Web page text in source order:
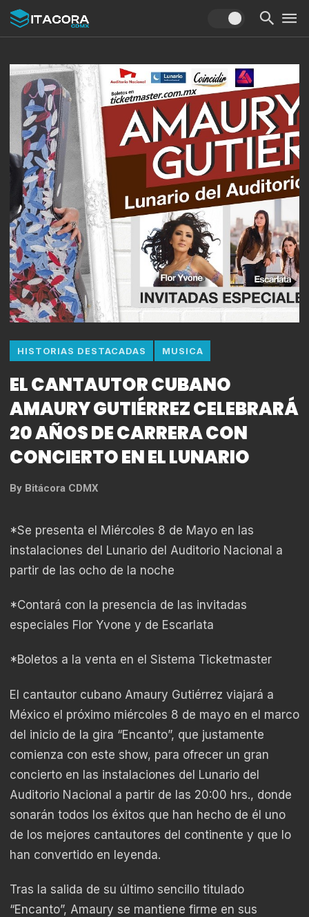
HISTORIAS DESTACADAS MUSICA
EL CANTAUTOR CUBANO
AMAURY GUTIÉRREZ CELEBRARÁ
20 AÑOS DE CARRERA CON
CONCIERTO EN EL LUNARIO
By Bitácora CDMX
*Se presenta el Miércoles 8 de Mayo en las
instalaciones del Lunario del Auditorio Nacional a
partir de las ocho de la noche
*Contará con la presencia de las invitadas
especiales Flor Yvone y de Escarlata
*Boletos a la venta en el Sistema Ticketmaster
El cantautor cubano Amaury Gutiérrez viajará a
México el próximo miércoles 8 de mayo en el marco
del inicio de la gira “Encanto”, que justamente
comienza con este show, para ofrecer un gran
concierto en las instalaciones del Lunario del
Auditorio Nacional a partir de las 20:00 hrs., donde
sonarán todos los éxitos que han hecho de él uno
de los mejores cantautores del continente y que lo
han convertido en leyenda.
Tras la salida de su último sencillo titulado
“Encanto”, Amaury se mantiene firme en sus